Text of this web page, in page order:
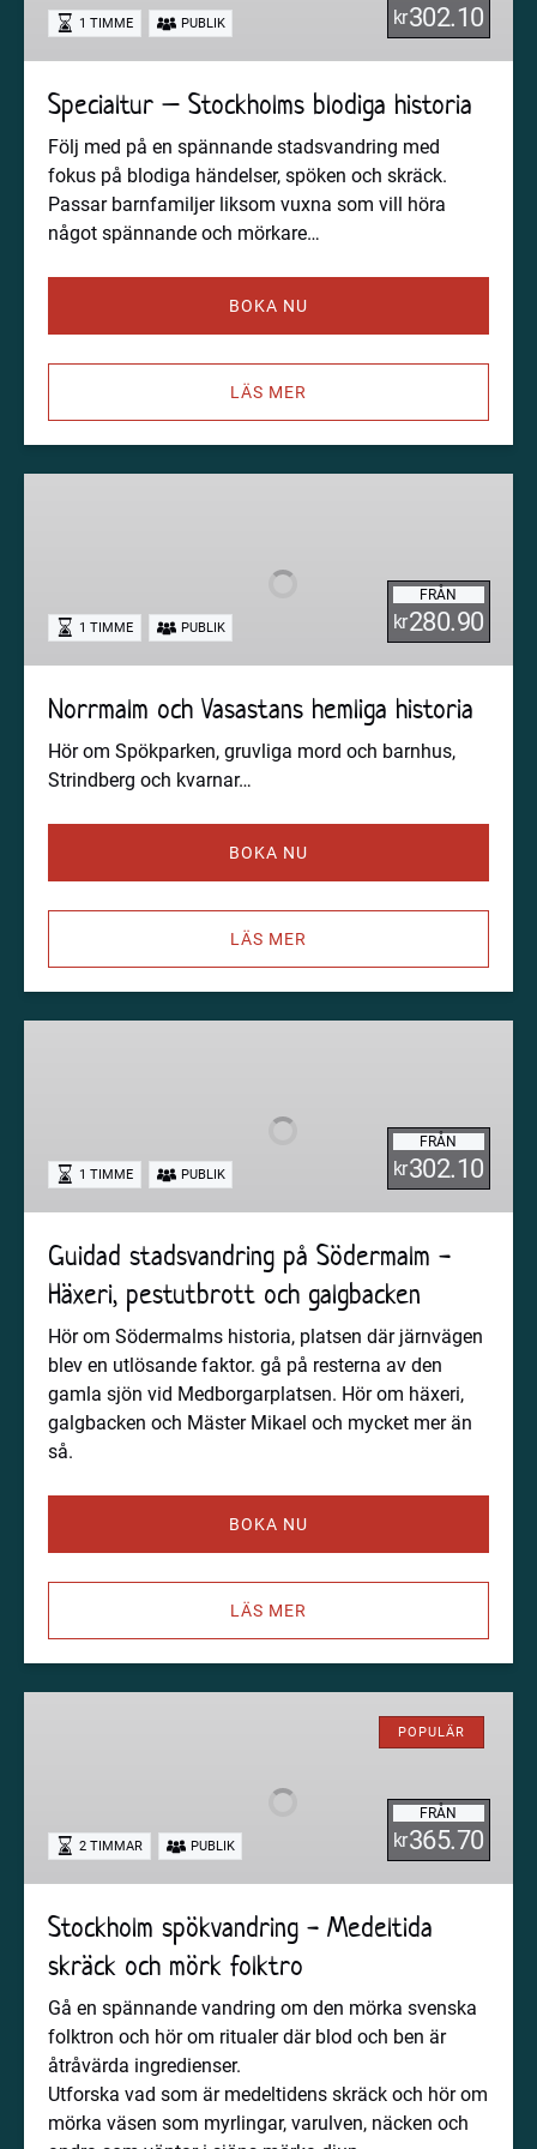
kr302.10
1 TIMME PUBLIK
Specialtur – Stockholms blodiga historia
Följ med på en spännande stadsvandring med
fokus på blodiga händelser, spöken och skräck.
Passar barnfamiljer liksom vuxna som vill höra
något spännande och mörkare…
BOKA NU
LÄS MER
FRÅN
kr280.90
1 TIMME PUBLIK
Norrmalm och Vasastans hemliga historia
Hör om Spökparken, gruvliga mord och barnhus,
Strindberg och kvarnar…
BOKA NU
LÄS MER
Häxeri,
pestutbrott
galgbacken
FRÅN
kr302.10
1 TIMME PUBLIK
Guidad stadsvandring på Södermalm -
Häxeri, pestutbrott och galgbacken
Hör om Södermalms historia, platsen där järnvägen
blev en utlösande faktor. gå på resterna av den
gamla sjön vid Medborgarplatsen. Hör om häxeri,
galgbacken och Mäster Mikael och mycket mer än
så.
BOKA NU
LÄS MER
mörk
POPULÄR
FRÅN
kr365.70
2 TIMMAR PUBLIK
Stockholm spökvandring - Medeltida
skräck och mörk folktro
Gå en spännande vandring om den mörka svenska
folktron och hör om ritualer där blod och ben är
åtråvärda ingredienser.
Utforska vad som är medeltidens skräck och hör om
mörka väsen som myrlingar, varulven, näcken och